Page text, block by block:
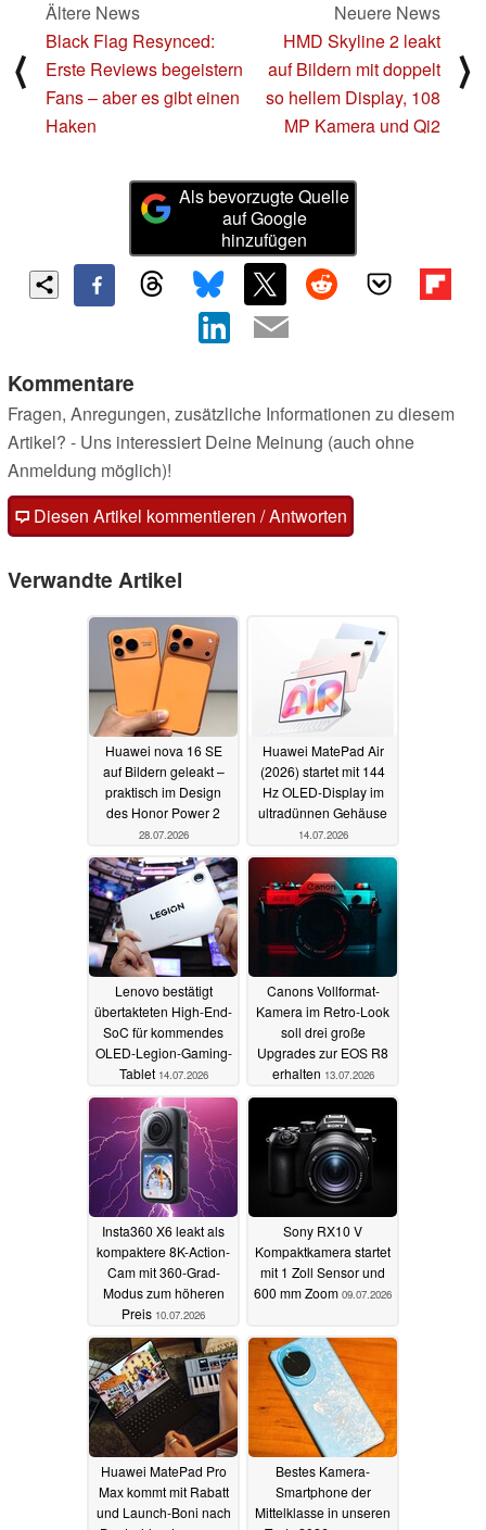
⟨
Ältere News
Black Flag Resynced:
Erste Reviews begeistern
Fans – aber es gibt einen
Haken
Neuere News
HMD Skyline 2 leakt
auf Bildern mit doppelt
so hellem Display, 108
MP Kamera und Qi2
⟩
Als bevorzugte Quelle
auf Google
hinzufügen
Kommentare
Fragen, Anregungen, zusätzliche Informationen zu diesem
Artikel? - Uns interessiert Deine Meinung (auch ohne
Anmeldung möglich)!
Diesen Artikel kommentieren / Antworten
Verwandte Artikel
Huawei nova 16 SE
auf Bildern geleakt –
praktisch im Design
des Honor Power 2
28.07.2026
Huawei MatePad Air
(2026) startet mit 144
Hz OLED-Display im
ultradünnen Gehäuse
14.07.2026
Lenovo bestätigt
übertakteten High-End-
SoC für kommendes
OLED-Legion-Gaming-
Tablet 14.07.2026
Canons Vollformat-
Kamera im Retro-Look
soll drei große
Upgrades zur EOS R8
erhalten 13.07.2026
Insta360 X6 leakt als
kompaktere 8K-Action-
Cam mit 360-Grad-
Modus zum höheren
Preis 10.07.2026
Sony RX10 V
Kompaktkamera startet
mit 1 Zoll Sensor und
600 mm Zoom 09.07.2026
Huawei MatePad Pro
Max kommt mit Rabatt
und Launch-Boni nach
Bestes Kamera-
Smartphone der
Mittelklasse in unseren